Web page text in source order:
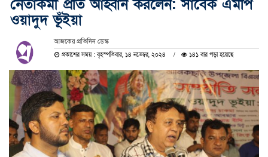
নেতাকর্মী প্রতি আহ্বান করলেন: সাবেক এমপি
ওয়াদুদ ভূঁইয়া
আজকের প্রতিদিন ডেস্ক
প্রকাশের সময় : বৃহস্পতিবার, ১৪ নভেম্বর, ২০২৪ ১৪১ বার পড়া হয়েছে